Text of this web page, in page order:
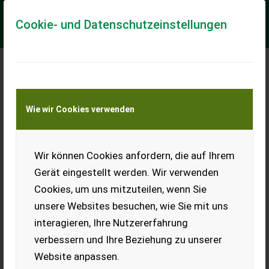
Cookie- und Datenschutzeinstellungen
Wie wir Cookies verwenden
Wir können Cookies anfordern, die auf Ihrem
Gerät eingestellt werden. Wir verwenden
Cookies, um uns mitzuteilen, wenn Sie
unsere Websites besuchen, wie Sie mit uns
interagieren, Ihre Nutzererfahrung
verbessern und Ihre Beziehung zu unserer
Website anpassen.
Meine Transportkostenanfrage
Transport von Land- und Baumaschinen –
KEINE Tiertransporte
AVR Scorpio
Der Kistenfüller AVR Scorpio vervollständigt das AVR-
Sortiment zur Erntegutverarbeitung und spiegelt dessen
Identität wider, indem er Benutzerfreun...
EUR 0